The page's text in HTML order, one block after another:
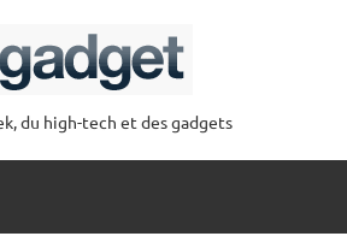
du high-tech et des gadgets